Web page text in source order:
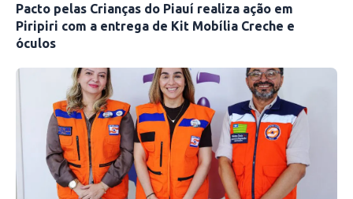
Pacto pelas Crianças do Piauí realiza ação em
Piripiri com a entrega de Kit Mobília Creche e
óculos